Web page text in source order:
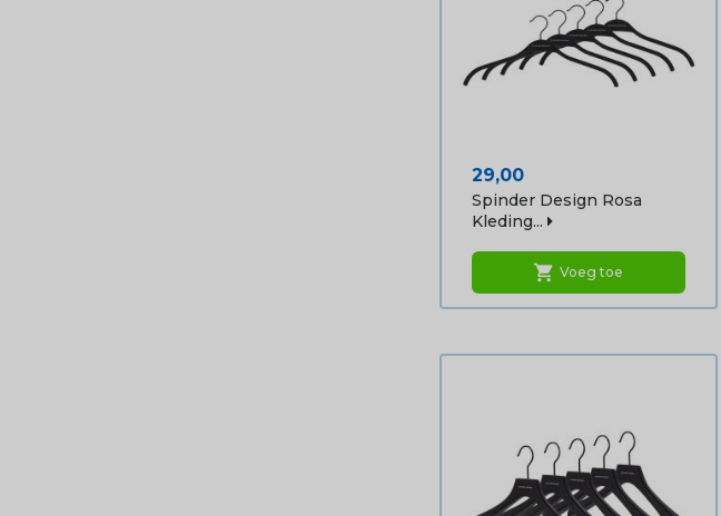
Prijs
29,00
Spinder Design Rosa
Kleding...
shopping_cart Voeg toe